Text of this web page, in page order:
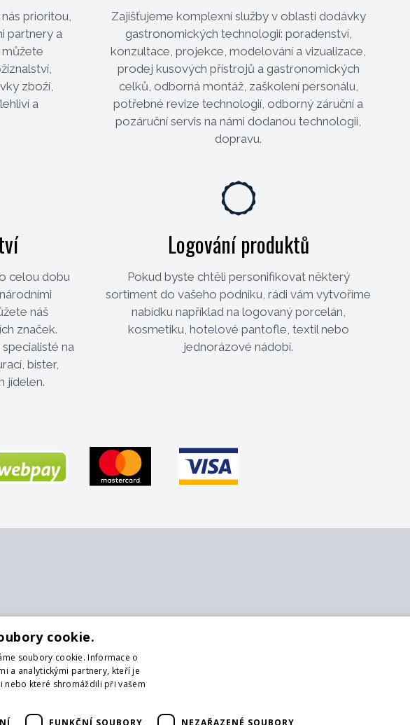
prioritou,
partnery a
můžete
zboží,
a
Zajišťujeme komplexní služby v oblasti dodávky
gastronomických technologií: poradenství,
konzultace, projekce, modelování a vizualizace,
prodej kusových přístrojů a gastronomických
celků, odborná montáž, zaškolení personálu,
potřebné revize technologií, odborný záruční a
pozáruční servis na námi dodanou technologii,
dopravu.
celou dobu
náš
značek.
na
bister,
jídelen.
Logování produktů
Pokud byste chtěli personifikovat některý
sortiment do vašeho podniku, rádi vám vytvoříme
nabídku například na logovaný porcelán,
kosmetiku, hotelové pantofle, textil nebo
jednorázové nádobí.
O nás
Obchodní podmínky
cookie.
soubory cookie. Informace o
a analytickými partnery, kteří je
které shromáždili při vašem
FUNKČNÍ SOUBORY NEZAŘAZENÉ SOUBORY